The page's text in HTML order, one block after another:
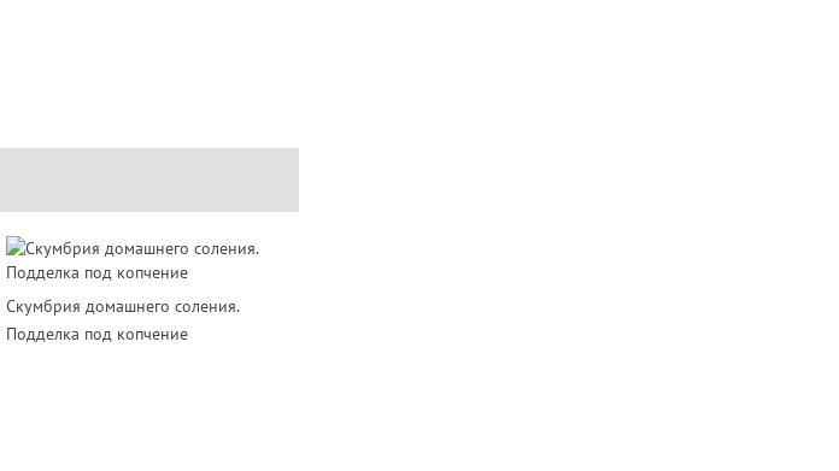
Скумбрия домашнего соления.
Подделка под копчение